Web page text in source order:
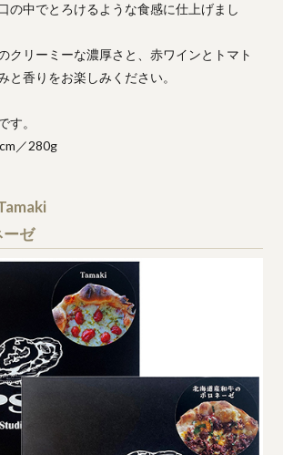
の中でとろけるような食感に仕上げまし
クリーミーな濃厚さと、赤ワインとトマト
と香りをお楽しみください。
す。
／280g
ーゼ